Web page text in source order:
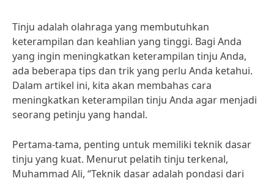
Tinju adalah olahraga yang membutuhkan
keterampilan dan keahlian yang tinggi. Bagi Anda
yang ingin meningkatkan keterampilan tinju Anda,
ada beberapa tips dan trik yang perlu Anda ketahui.
Dalam artikel ini, kita akan membahas cara
meningkatkan keterampilan tinju Anda agar menjadi
seorang petinju yang handal.
Pertama-tama, penting untuk memiliki teknik dasar
tinju yang kuat. Menurut pelatih tinju terkenal,
Muhammad Ali, “Teknik dasar adalah pondasi dari